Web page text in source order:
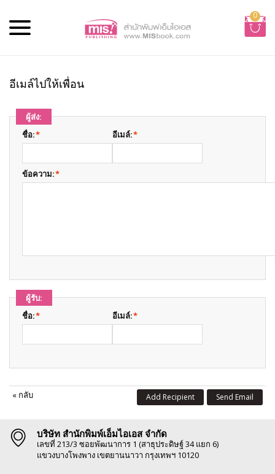
0
อีเมล์ไปให้เพื่อน
ผู้ส่ง:
*
ชื่อ: *
อีเมล์:
*
ข้อความ:
ผู้รับ:
*
ชื่อ: *
อีเมล์:
« กลับ Send Email
Add Recipient
บริษัท สำนักพิมพ์เอ็มไอเอส จำกัด
เลขที่ 213/3 ซอยพัฒนาการ 1 (สาธุประดิษฐ์ 34 แยก 6)
แขวงบางโพงพาง เขตยานนาวา กรุงเทพฯ 10120